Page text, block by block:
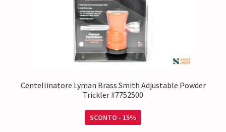
Centellinatore Lyman Brass Smith Adjustable Powder
Trickler #7752500
SCONTO - 15%